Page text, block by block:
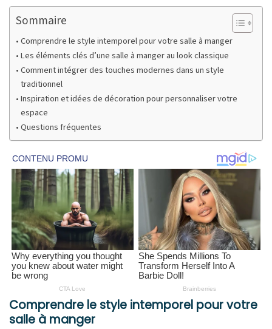
Sommaire
Comprendre le style intemporel pour votre salle à manger
Les éléments clés d’une salle à manger au look classique
Comment intégrer des touches modernes dans un style
traditionnel
Inspiration et idées de décoration pour personnaliser votre
espace
Questions fréquentes
Comprendre le style intemporel pour votre
salle à manger